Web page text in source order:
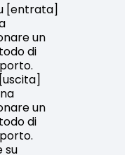
[entrata]
un
di
un
di
su